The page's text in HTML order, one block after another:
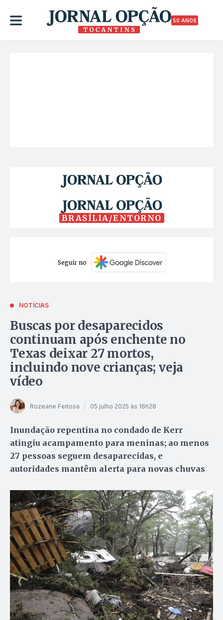
50 ANOS
BRASÍLIA/ENTORNO
Seguir no
NOTÍCIAS
Buscas por desaparecidos
continuam após enchente no
Texas deixar 27 mortos,
incluindo nove crianças; veja
vídeo
Rozeane Feitosa 05 julho 2025 às 16h28
Inundação repentina no condado de Kerr
atingiu acampamento para meninas; ao menos
27 pessoas seguem desaparecidas, e
autoridades mantêm alerta para novas chuvas